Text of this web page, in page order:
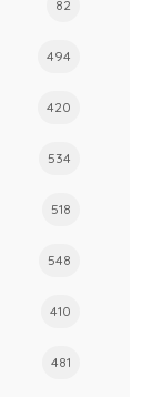
82
494
420
534
518
548
410
481